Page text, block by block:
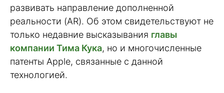
развивать направление дополненной
реальности (AR). Об этом свидетельствуют не
только недавние высказывания главы
компании Тима Кука, но и многочисленные
патенты Apple, связанные с данной
технологией.